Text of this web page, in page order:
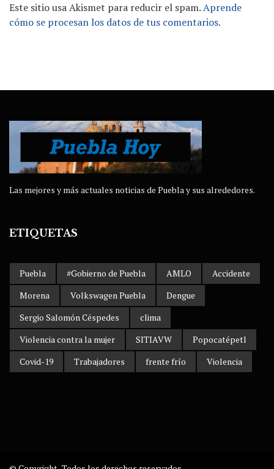
Este sitio usa Akismet para reducir el spam.Aprende
cómo se procesan los datos de tus comentarios.
Las mejores y más actuales noticias de Puebla y sus alrededores.
ETIQUETAS
Puebla #Gobierno de Puebla AMLO
Accidente
Morena
Volkswagen Puebla
Dengue
Sergio Salomón Céspedes
clima
Violencia contra la mujer
SITIAVW
Popocatépetl
Covid-19
Trabajadores frente frío Violencia